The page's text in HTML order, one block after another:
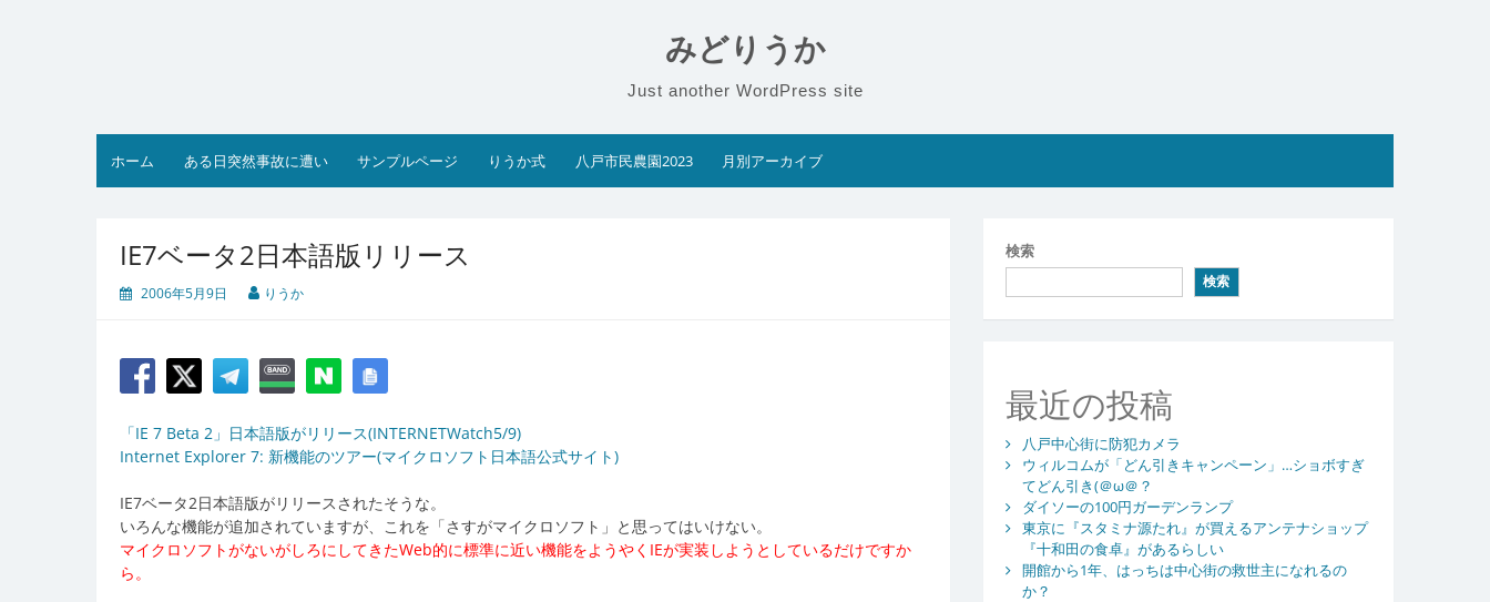
みどりうか
Just another WordPress site
ホーム ある日突然事故に遭い サンプルページ りうか式 八戸市民農園2023 月別アーカイブ
IE7ベータ2日本語版リリース
2006年5月9日 りうか
「IE 7 Beta 2」日本語版がリリース(INTERNETWatch5/9)
Internet Explorer 7: 新機能のツアー(マイクロソフト日本語公式サイト)
IE7ベータ2日本語版がリリースされたそうな。
いろんな機能が追加されていますが、これを「さすがマイクロソフト」と思ってはいけない。
マイクロソフトがないがしろにしてきたWeb的に標準に近い機能をようやくIEが実装しようとしているだけですか
ら。
検索
検索
最近の投稿
八戸中心街に防犯カメラ
ウィルコムが「どん引きキャンペーン」…ショボすぎ
てどん引き(＠ω＠？
ダイソーの100円ガーデンランプ
東京に『スタミナ源たれ』が買えるアンテナショップ
『十和田の食卓』があるらしい
開館から1年、はっちは中心街の救世主になれるの
か？